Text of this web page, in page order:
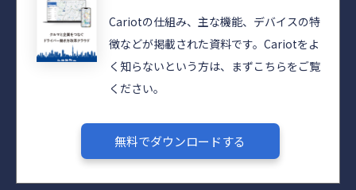
Cariotの仕組み、主な機能、デバイスの特
徴などが掲載された資料です。Cariotをよ
く知らないという方は、まずこちらをご覧
ください。
無料でダウンロードする